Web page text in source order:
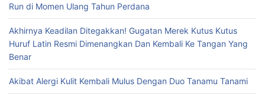
Run di Momen Ulang Tahun Perdana
Akhirnya Keadilan Ditegakkan! Gugatan Merek Kutus Kutus
Huruf Latin Resmi Dimenangkan Dan Kembali Ke Tangan Yang
Benar
Akibat Alergi Kulit Kembali Mulus Dengan Duo Tanamu Tanami